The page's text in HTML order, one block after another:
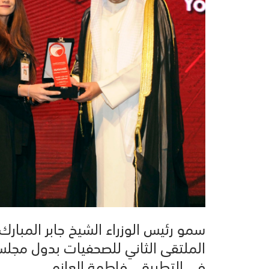
سمو رئيس الوزراء الشيخ جابر
الملتقى الثاني للصحفيات بدول